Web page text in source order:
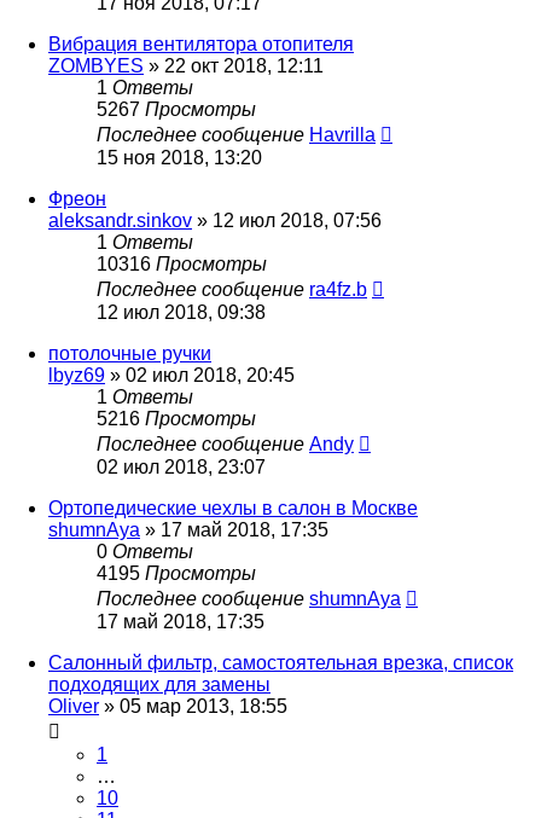
Вибрация вентилятора отопителя
ZOMBYES » 22 окт 2018, 12:11
1 Ответы
5267 Просмотры
Последнее сообщение Havrilla
15 ноя 2018, 13:20
Фреон
aleksandr.sinkov » 12 июл 2018, 07:56
1 Ответы
10316 Просмотры
Последнее сообщение ra4fz.b
12 июл 2018, 09:38
потолочные ручки
lbyz69 » 02 июл 2018, 20:45
1 Ответы
5216 Просмотры
Последнее сообщение Andy
02 июл 2018, 23:07
Ортопедические чехлы в салон в Москве
shumnAya » 17 май 2018, 17:35
0 Ответы
4195 Просмотры
Последнее сообщение shumnAya
17 май 2018, 17:35
Салонный фильтр, самостоятельная врезка, список
подходящих для замены
Oliver » 05 мар 2013, 18:55
1
…
10